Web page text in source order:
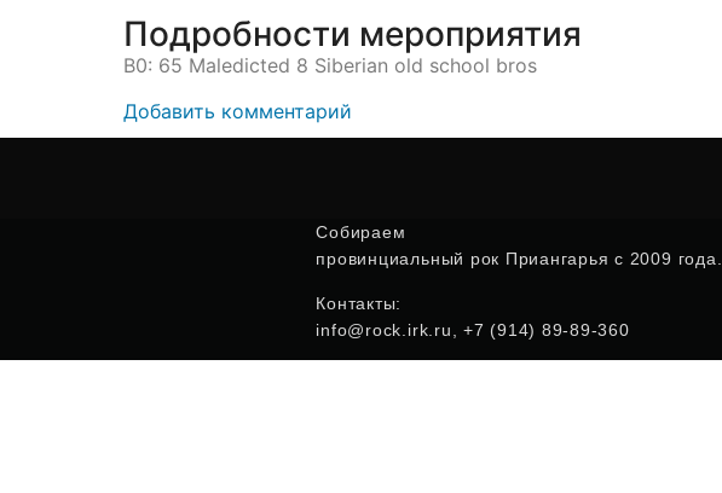
Подробности мероприятия
B0: 65 Maledicted 8 Siberian old school bros
Добавить комментарий
Собираем
провинциальный рок Приангарья с 2009 года.
Контакты:
info@rock.irk.ru, +7 (914) 89-89-360